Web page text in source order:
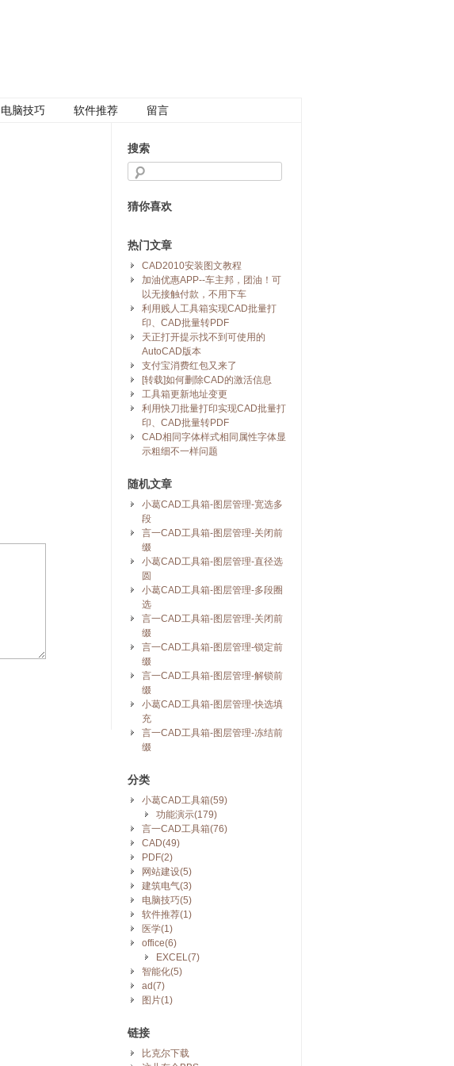
电脑技巧 软件推荐 留言
搜索
猜你喜欢
热门文章
CAD2010安装图文教程
加油优惠APP--车主邦，团油！可
以无接触付款，不用下车
利用贱人工具箱实现CAD批量打
印、CAD批量转PDF
天正打开提示找不到可使用的
AutoCAD版本
支付宝消费红包又来了
[转载]如何删除CAD的激活信息
工具箱更新地址变更
利用快刀批量打印实现CAD批量打
印、CAD批量转PDF
CAD相同字体样式相同属性字体显
示粗细不一样问题
随机文章
小葛CAD工具箱-图层管理-宽选多
段
言一CAD工具箱-图层管理-关闭前
缀
小葛CAD工具箱-图层管理-直径选
圆
小葛CAD工具箱-图层管理-多段圈
选
言一CAD工具箱-图层管理-关闭前
缀
言一CAD工具箱-图层管理-锁定前
缀
言一CAD工具箱-图层管理-解锁前
缀
小葛CAD工具箱-图层管理-快选填
充
言一CAD工具箱-图层管理-冻结前
缀
分类
小葛CAD工具箱(59)
功能演示(179)
言一CAD工具箱(76)
CAD(49)
PDF(2)
网站建设(5)
建筑电气(3)
电脑技巧(5)
软件推荐(1)
医学(1)
office(6)
EXCEL(7)
智能化(5)
ad(7)
图片(1)
链接
比克尔下载